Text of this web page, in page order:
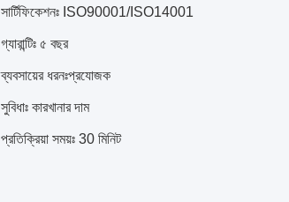
সার্টিফিকেশনঃ ISO90001/ISO14001
গ্যারান্টিঃ ৫ বছর
ব্যবসায়ের ধরনঃপ্রযোজক
সুবিধাঃ কারখানার দাম
প্রতিক্রিয়া সময়ঃ 30 মিনিট